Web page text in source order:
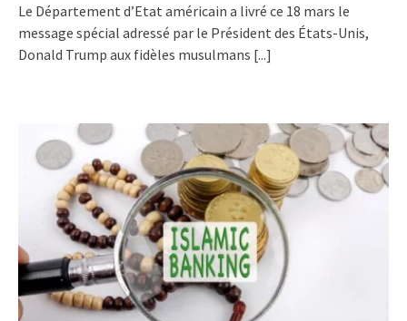
Le Département d’Etat américain a livré ce 18 mars le
message spécial adressé par le Président des États-Unis,
Donald Trump aux fidèles musulmans [...]